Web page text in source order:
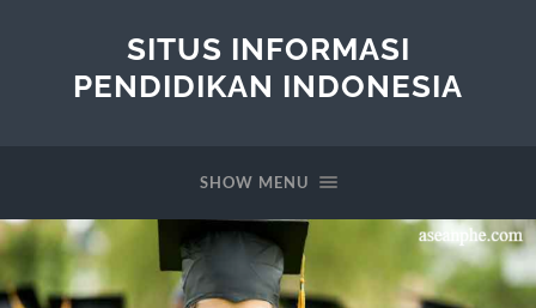
SITUS INFORMASI
PENDIDIKAN INDONESIA
SHOW MENU